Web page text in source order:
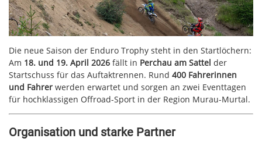
Die neue Saison der Enduro Trophy steht in den Startlöchern:
Am 18. und 19. April 2026 fällt in Perchau am Sattel der
Startschuss für das Auftaktrennen. Rund 400 Fahrerinnen
und Fahrer werden erwartet und sorgen an zwei Eventtagen
für hochklassigen Offroad-Sport in der Region Murau-Murtal.
Organisation und starke Partner